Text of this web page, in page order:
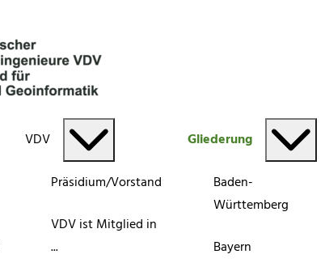
VDV
Präsidium/Vorstand
VDV ist Mitglied in
...
Gliederung
Baden-
Württemberg
Bayern